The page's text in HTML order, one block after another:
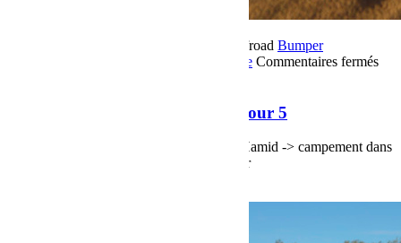
Par Martial BumperOffroad Bumper
Voyage Commentaires fermés
Raid Sahara Tour Maroc 2018 Jour 5
Raid Sahara Tour Maroc 2018 Jour 4, M'Hamid -> campement dans
les dunes de Chegaga par la piste du Dakar